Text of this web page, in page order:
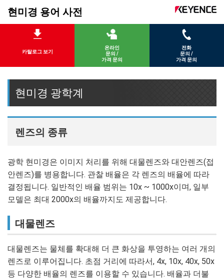
현미경 용어 사전
카탈로그 보기
온라인
문의 /
가격 문의
전화
문의 /
가격 문의
현미경 광학계
렌즈의 종류
광학 현미경은 이미지 처리를 위해 대물렌즈와 대안렌즈(접
안렌즈)를 병용합니다. 관찰 배율은 각 렌즈의 배율에 따라
결정됩니다. 일반적인 배율 범위는 10x ~ 1000x이며, 일부
모델은 최대 2000x의 배율까지도 제공합니다.
대물렌즈
대물렌즈는 물체를 확대해 더 큰 화상을 투영하는 여러 개의
렌즈로 이루어집니다. 초점 거리에 따라서, 4x, 10x, 40x, 50x
등 다양한 배율의 렌즈를 이용할 수 있습니다. 배율과 더불